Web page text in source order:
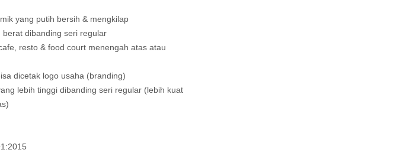
yang putih bersih & mengkilap
dibanding seri regular
resto & food court menengah atas atau
dicetak logo usaha (branding)
lebih tinggi dibanding seri regular (lebih kuat